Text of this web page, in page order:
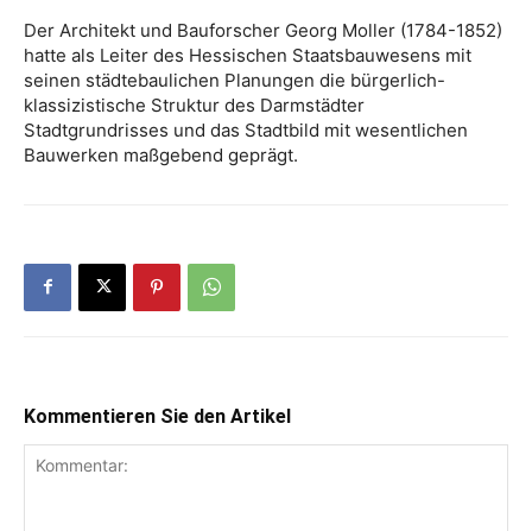
Der Architekt und Bauforscher Georg Moller (1784-1852)
hatte als Leiter des Hessischen Staatsbauwesens mit
seinen städtebaulichen Planungen die bürgerlich-
klassizistische Struktur des Darmstädter
Stadtgrundrisses und das Stadtbild mit wesentlichen
Bauwerken maßgebend geprägt.
Kommentieren Sie den Artikel